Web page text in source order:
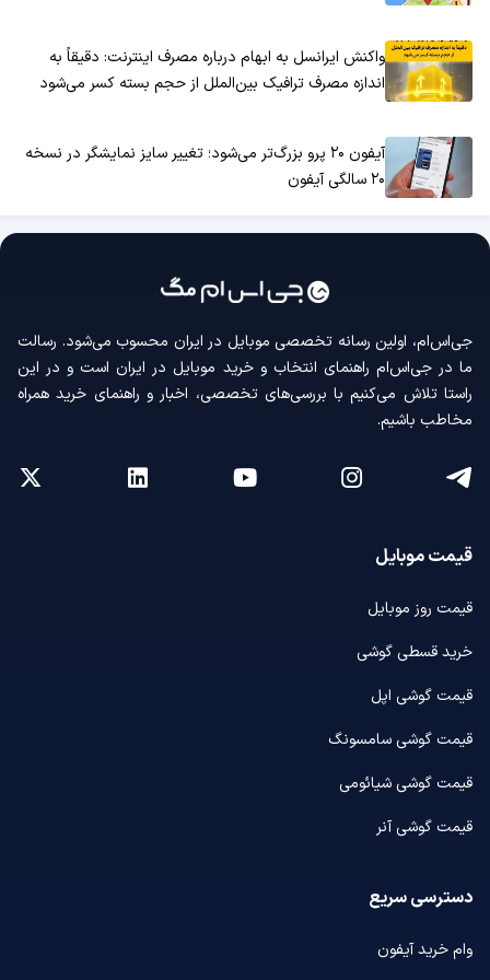
واکنش ایرانسل به ابهام درباره مصرف اینترنت: دقیقاً به
اندازه مصرف ترافیک بین‌الملل از حجم بسته کسر می‌شود
آیفون ۲۰ پرو بزرگ‌تر می‌شود؛ تغییر سایز نمایشگر در نسخه
۲۰ سالگی آیفون
جی‌اس‌ام، اولین رسانه‌ تخصصی موبایل در ایران محسوب می‌شود. رسالت
ما در جی‌اس‌ام راهنمای انتخاب و خرید موبایل در ایران است و در این
راستا تلاش می‌کنیم با بررسی‌های تخصصی، اخبار و راهنمای خرید همراه
مخاطب باشیم.
قیمت موبایل
قیمت روز موبایل
خرید قسطی گوشی
قیمت گوشی اپل
قیمت گوشی سامسونگ
قیمت گوشی شیائومی
قیمت گوشی آنر
دسترسی سریع
وام خرید آیفون